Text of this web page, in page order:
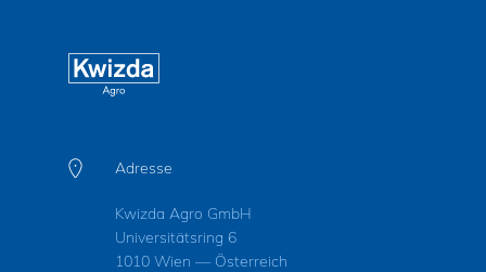
Adresse
Kwizda Agro GmbH
Universitätsring 6
1010 Wien — Österreich